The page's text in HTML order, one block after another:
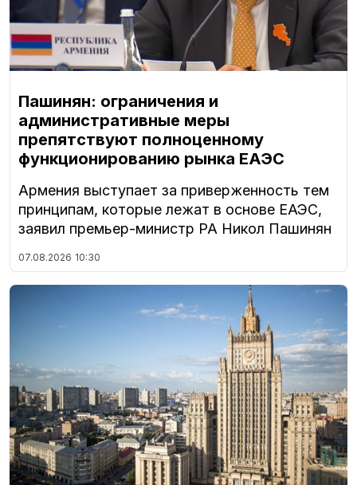
Пашинян: ограничения и
административные меры
препятствуют полноценному
функционированию рынка ЕАЭС
Армения выступает за приверженность тем
принципам, которые лежат в основе ЕАЭС,
заявил премьер-министр РА Никол Пашинян
07.08.2026 10:30